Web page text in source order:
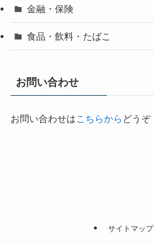
金融・保険
食品・飲料・たばこ
お問い合わせ
お問い合わせはこちらから どうぞ
サイトマップ